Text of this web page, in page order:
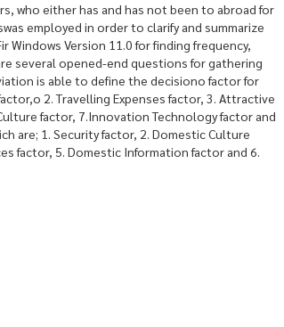
who either has and has not been to abroad for
employed in order to clarify and summarize
Windows Version 11.0 for finding frequency,
several opened-end questions for gathering
is able to define the decisiono factor for
2. Travelling Expenses factor, 3. Attractive
factor, 7.Innovation Technology factor and
are; 1. Security factor, 2. Domestic Culture
factor, 5. Domestic Information factor and 6.